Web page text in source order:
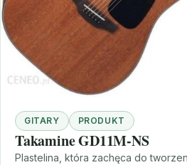
GITARY PRODUKT
Takamine GD11M-NS
Plastelina, która zachęca do